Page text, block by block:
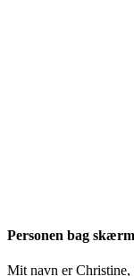
Personen bag
Mit navn er Christine,